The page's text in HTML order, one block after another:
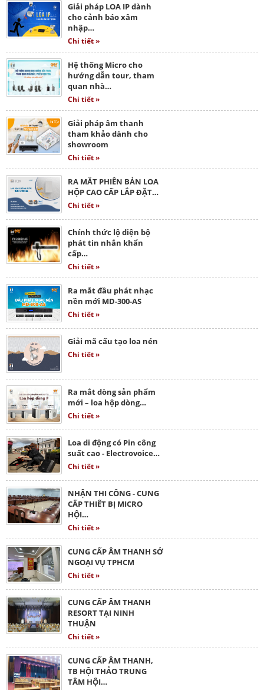
Giải pháp LOA IP dành
cho cảnh báo xâm
nhập…
Chi tiết »
Hệ thống Micro cho
hướng dẫn tour, tham
quan nhà…
Chi tiết »
Giải pháp âm thanh
tham khảo dành cho
showroom
Chi tiết »
RA MẮT PHIÊN BẢN LOA
HỘP CAO CẤP LẮP ĐẶT…
Chi tiết »
Chính thức lộ diện bộ
phát tin nhắn khẩn
cấp…
Chi tiết »
Ra mắt đầu phát nhạc
nền mới MD-300-AS
Chi tiết »
Giải mã cấu tạo loa nén
Chi tiết »
Ra mắt dòng sản phẩm
mới – loa hộp dòng…
Chi tiết »
Loa di động có Pin công
suất cao - Electrovoice…
Chi tiết »
NHẬN THI CÔNG - CUNG
CẤP THIẾT BỊ MICRO
HỘI…
Chi tiết »
CUNG CẤP ÂM THANH SỞ
NGOẠI VỤ TPHCM
Chi tiết »
CUNG CẤP ÂM THANH
RESORT TẠI NINH
THUẬN
Chi tiết »
CUNG CẤP ÂM THANH,
TB HỘI THẢO TRUNG
TÂM HỘI…